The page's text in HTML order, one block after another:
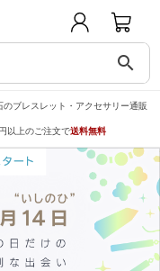
search
ブレスレット・アクセサリー通販
以上のご注文で送料無料